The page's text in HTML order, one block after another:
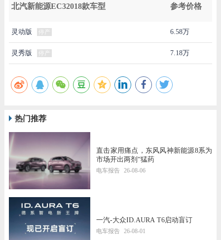
北汽新能源EC32018款车型 参考价格
灵动版 停产 6.58万
灵秀版 停产 7.18万
热门推荐
直击家用痛点，东风风神新能源8系为
市场开出两剂“猛药
电车报告 26-08-06
一汽-大众ID.AURA T6启动盲订
电车报告 26-08-01